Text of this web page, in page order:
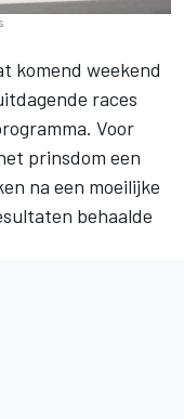
komend weekend
races
Voor
prinsdom een
na een moeilijke
behaalde